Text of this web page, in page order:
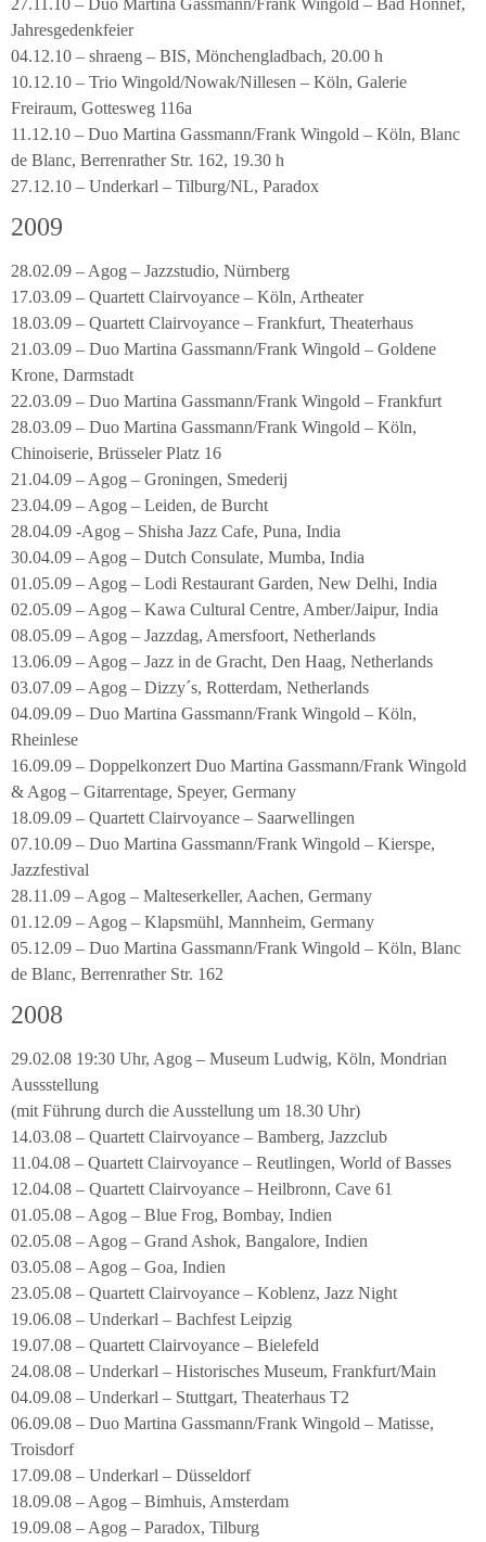
27.11.10 – Duo Martina Gassmann/Frank Wingold – Bad Honnef,
Jahresgedenkfeier
04.12.10 – shraeng – BIS, Mönchengladbach, 20.00 h
10.12.10 – Trio Wingold/Nowak/Nillesen – Köln, Galerie
Freiraum, Gottesweg 116a
11.12.10 – Duo Martina Gassmann/Frank Wingold – Köln, Blanc
de Blanc, Berrenrather Str. 162, 19.30 h
27.12.10 – Underkarl – Tilburg/NL, Paradox
2009
28.02.09 – Agog – Jazzstudio, Nürnberg
17.03.09 – Quartett Clairvoyance – Köln, Artheater
18.03.09 – Quartett Clairvoyance – Frankfurt, Theaterhaus
21.03.09 – Duo Martina Gassmann/Frank Wingold – Goldene
Krone, Darmstadt
22.03.09 – Duo Martina Gassmann/Frank Wingold – Frankfurt
28.03.09 – Duo Martina Gassmann/Frank Wingold – Köln,
Chinoiserie, Brüsseler Platz 16
21.04.09 – Agog – Groningen, Smederij
23.04.09 – Agog – Leiden, de Burcht
28.04.09 -Agog – Shisha Jazz Cafe, Puna, India
30.04.09 – Agog – Dutch Consulate, Mumba, India
01.05.09 – Agog – Lodi Restaurant Garden, New Delhi, India
02.05.09 – Agog – Kawa Cultural Centre, Amber/Jaipur, India
08.05.09 – Agog – Jazzdag, Amersfoort, Netherlands
13.06.09 – Agog – Jazz in de Gracht, Den Haag, Netherlands
03.07.09 – Agog – Dizzy´s, Rotterdam, Netherlands
04.09.09 – Duo Martina Gassmann/Frank Wingold – Köln,
Rheinlese
16.09.09 – Doppelkonzert Duo Martina Gassmann/Frank Wingold
& Agog – Gitarrentage, Speyer, Germany
18.09.09 – Quartett Clairvoyance – Saarwellingen
07.10.09 – Duo Martina Gassmann/Frank Wingold – Kierspe,
Jazzfestival
28.11.09 – Agog – Malteserkeller, Aachen, Germany
01.12.09 – Agog – Klapsmühl, Mannheim, Germany
05.12.09 – Duo Martina Gassmann/Frank Wingold – Köln, Blanc
de Blanc, Berrenrather Str. 162
2008
29.02.08 19:30 Uhr, Agog – Museum Ludwig, Köln, Mondrian
Aussstellung
(mit Führung durch die Ausstellung um 18.30 Uhr)
14.03.08 – Quartett Clairvoyance – Bamberg, Jazzclub
11.04.08 – Quartett Clairvoyance – Reutlingen, World of Basses
12.04.08 – Quartett Clairvoyance – Heilbronn, Cave 61
01.05.08 – Agog – Blue Frog, Bombay, Indien
02.05.08 – Agog – Grand Ashok, Bangalore, Indien
03.05.08 – Agog – Goa, Indien
23.05.08 – Quartett Clairvoyance – Koblenz, Jazz Night
19.06.08 – Underkarl – Bachfest Leipzig
19.07.08 – Quartett Clairvoyance – Bielefeld
24.08.08 – Underkarl – Historisches Museum, Frankfurt/Main
04.09.08 – Underkarl – Stuttgart, Theaterhaus T2
06.09.08 – Duo Martina Gassmann/Frank Wingold – Matisse,
Troisdorf
17.09.08 – Underkarl – Düsseldorf
18.09.08 – Agog – Bimhuis, Amsterdam
19.09.08 – Agog – Paradox, Tilburg